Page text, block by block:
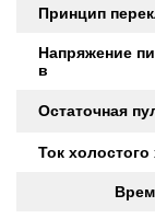
Принцип
Напряжение
в
Остаточная
Ток холостого